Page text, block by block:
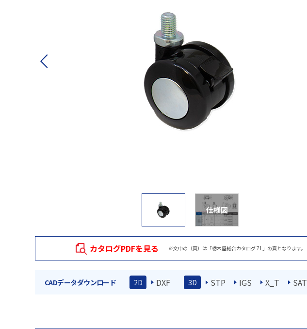
仕様図
カタログPDFを見る ※文中の（頁）は「栃木屋総合カタログ 71」の頁となります。
CADデータダウンロード 2D DXF 3D STP IGS X_T SAT